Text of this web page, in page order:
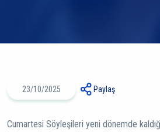
23/10/2025 Paylaş
Cumartesi Söyleşileri yeni dönemde